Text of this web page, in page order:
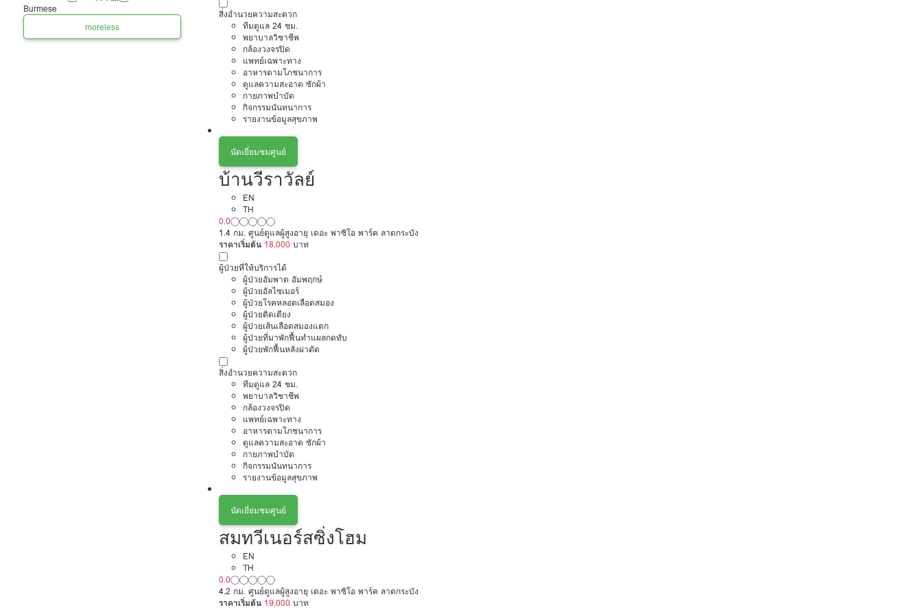
สิ่งอำนวยความสะดวก
ทีมดูแล 24 ชม.
พยาบาลวิชาชีพ
กล้องวงจรปิด
แพทย์เฉพาะทาง
อาหารตามโภชนาการ
ดูแลความสะอาด ซักผ้า
กายภาพบำบัด
กิจกรรมนันทนาการ
รายงานข้อมูลสุขภาพ
นัดเยี่ยมชมศูนย์
บ้านวีราวัลย์
EN
TH
0.0
1.4 กม. ศูนย์ดูแลผู้สูงอายุ เดอะ พาซิโอ พาร์ค ลาดกระบัง
ราคาเริ่มต้น 18,000 บาท
ผู้ป่วยที่ให้บริการได้
ผู้ป่วยอัมพาต อัมพฤกษ์
ผู้ป่วยอัลไซเมอร์
ผู้ป่วยโรคหลอดเลือดสมอง
ผู้ป่วยติดเตียง
ผู้ป่วยเส้นเลือดสมองแตก
ผู้ป่วยที่มาพักฟื้นทำแผลกดทับ
ผู้ป่วยพักฟื้นหลังผ่าตัด
สิ่งอำนวยความสะดวก
ทีมดูแล 24 ชม.
พยาบาลวิชาชีพ
กล้องวงจรปิด
แพทย์เฉพาะทาง
อาหารตามโภชนาการ
ดูแลความสะอาด ซักผ้า
กายภาพบำบัด
กิจกรรมนันทนาการ
รายงานข้อมูลสุขภาพ
นัดเยี่ยมชมศูนย์
สมทวีเนอร์สซิ่งโฮม
EN
TH
0.0
4.2 กม. ศูนย์ดูแลผู้สูงอายุ เดอะ พาซิโอ พาร์ค ลาดกระบัง
ราคาเริ่มต้น 19,000 บาท
Burmese
moreless